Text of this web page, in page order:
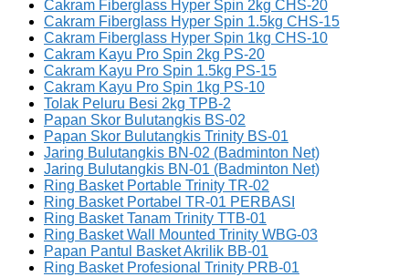
Cakram Fiberglass Hyper Spin 2kg CHS-20
Cakram Fiberglass Hyper Spin 1.5kg CHS-15
Cakram Fiberglass Hyper Spin 1kg CHS-10
Cakram Kayu Pro Spin 2kg PS-20
Cakram Kayu Pro Spin 1.5kg PS-15
Cakram Kayu Pro Spin 1kg PS-10
Tolak Peluru Besi 2kg TPB-2
Papan Skor Bulutangkis BS-02
Papan Skor Bulutangkis Trinity BS-01
Jaring Bulutangkis BN-02 (Badminton Net)
Jaring Bulutangkis BN-01 (Badminton Net)
Ring Basket Portable Trinity TR-02
Ring Basket Portabel TR-01 PERBASI
Ring Basket Tanam Trinity TTB-01
Ring Basket Wall Mounted Trinity WBG-03
Papan Pantul Basket Akrilik BB-01
Ring Basket Profesional Trinity PRB-01